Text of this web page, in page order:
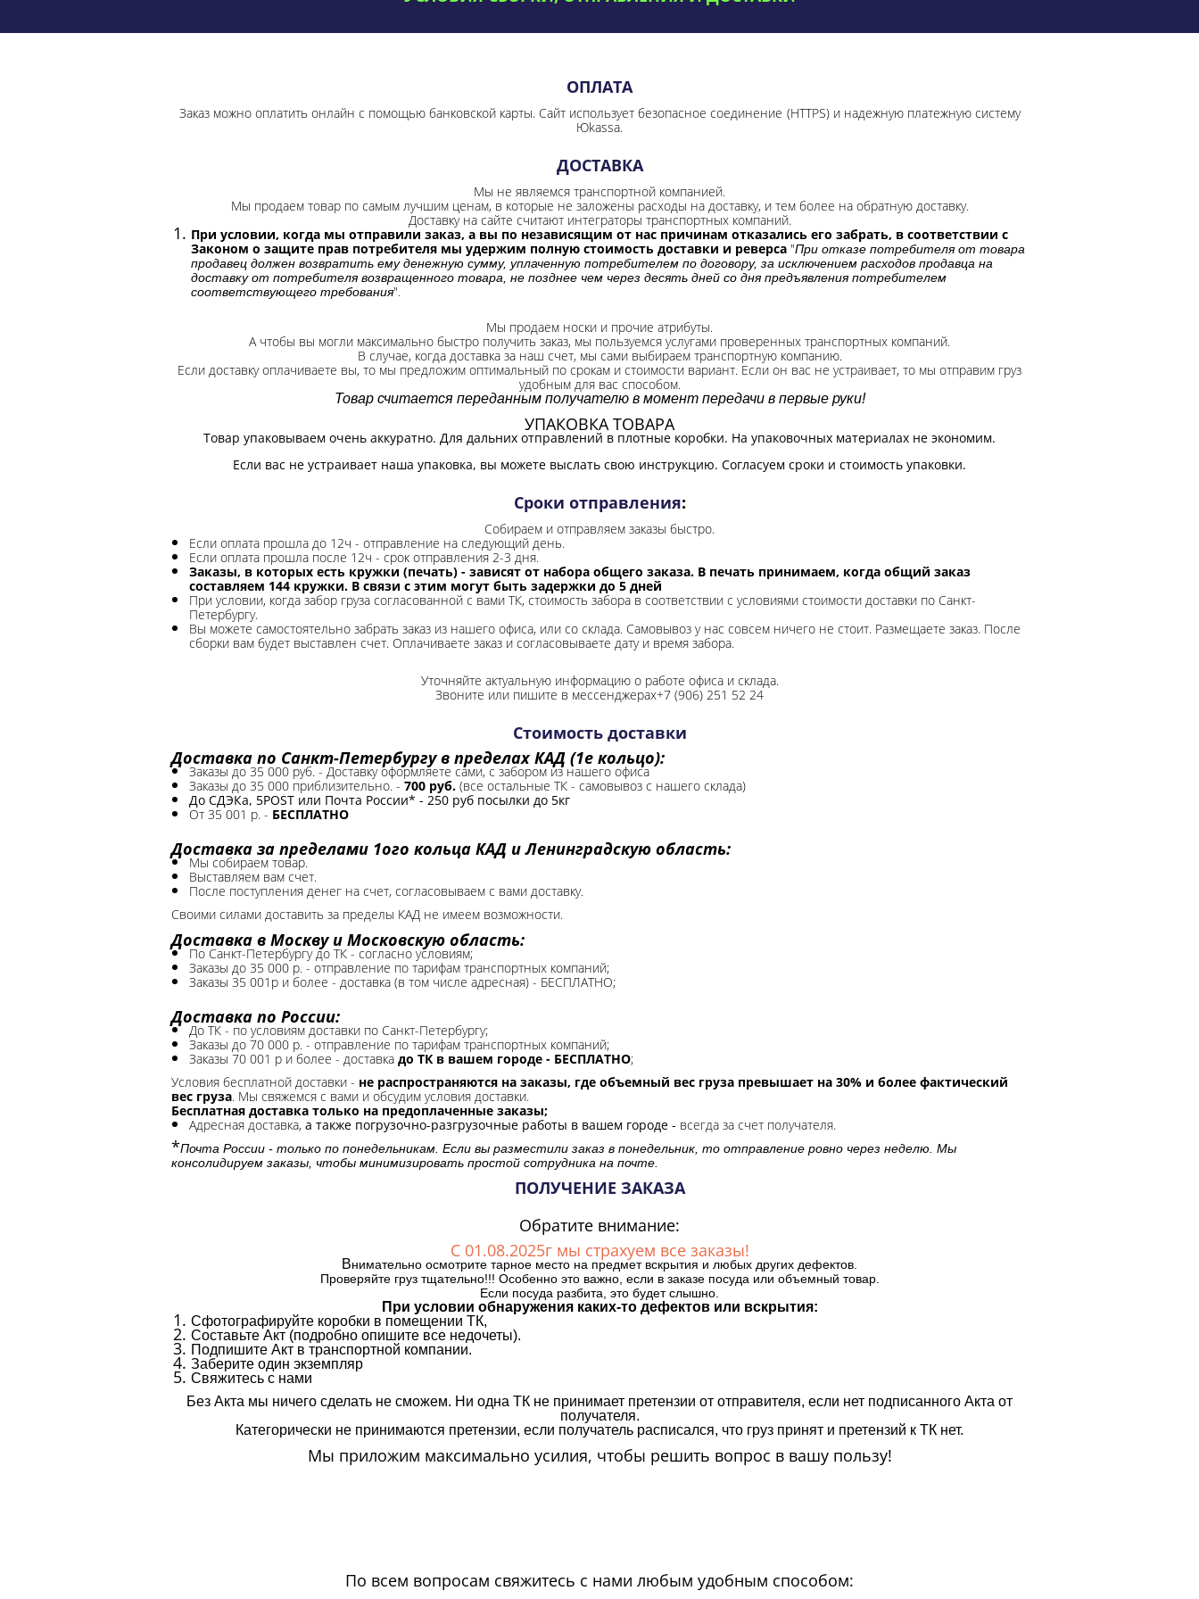
ОПЛАТА
Заказ можно оплатить онлайн с помощью банковской карты. Сайт использует безопасное соединение (HTTPS) и надежную платежную систему
Юkassa.
ДОСТАВКА
Мы не являемся транспортной компанией.
Мы продаем товар по самым лучшим ценам, в которые не заложены расходы на доставку, и тем более на обратную доставку.
Доставку на сайте считают интеграторы транспортных компаний.
При условии, когда мы отправили заказ, а вы по независящим от нас причинам отказались его забрать, в соответствии с
Законом о защите прав потребителя мы удержим полную стоимость доставки и реверса "При отказе потребителя от товара
продавец должен возвратить ему денежную сумму, уплаченную потребителем по договору, за исключением расходов продавца на
доставку от потребителя возвращенного товара, не позднее чем через десять дней со дня предъявления потребителем
соответствующего требования".
Мы продаем носки и прочие атрибуты.
А чтобы вы могли максимально быстро получить заказ, мы пользуемся услугами проверенных транспортных компаний.
В случае, когда доставка за наш счет, мы сами выбираем транспортную компанию.
Если доставку оплачиваете вы, то мы предложим оптимальный по срокам и стоимости вариант. Если он вас не устраивает, то мы отправим груз
удобным для вас способом.
Товар считается переданным получателю в момент передачи в первые руки!
УПАКОВКА ТОВАРА
Товар упаковываем очень аккуратно. Для дальних отправлений в плотные коробки. На упаковочных материалах не экономим.
Если вас не устраивает наша упаковка, вы можете выслать свою инструкцию. Согласуем сроки и стоимость упаковки.
Сроки отправления:
Собираем и отправляем заказы быстро.
Если оплата прошла до 12ч - отправление на следующий день.
Если оплата прошла после 12ч - срок отправления 2-3 дня.
Заказы, в которых есть кружки (печать) - зависят от набора общего заказа. В печать принимаем, когда общий заказ
составляем 144 кружки. В связи с этим могут быть задержки до 5 дней
При условии, когда забор груза согласованной с вами ТК, стоимость забора в соответствии с условиями стоимости доставки по Санкт-
Петербургу.
Вы можете самостоятельно забрать заказ из нашего офиса, или со склада. Самовывоз у нас совсем ничего не стоит. Размещаете заказ. После
сборки вам будет выставлен счет. Оплачиваете заказ и согласовываете дату и время забора.
Уточняйте актуальную информацию о работе офиса и склада.
Звоните или пишите в мессенджерах+7 (906) 251 52 24
Стоимость доставки
Доставка по Санкт-Петербургу в пределах КАД (1е кольцо):
Заказы до 35 000 руб. - Доставку оформляете сами, с забором из нашего офиса
Заказы до 35 000 приблизительно. - 700 руб. (все остальные ТК - самовывоз с нашего склада)
До СДЭКа, 5POST или Почта России* - 250 руб посылки до 5кг
От 35 001 р. - БЕСПЛАТНО
Доставка за пределами 1ого кольца КАД и Ленинградскую область:
Мы собираем товар.
Выставляем вам счет.
После поступления денег на счет, согласовываем с вами доставку.
Своими силами доставить за пределы КАД не имеем возможности.​
Доставка в Москву и Московскую область:
По Санкт-Петербургу до ТК - согласно условиям;
Заказы до 35 000 р. - отправление по тарифам транспортных компаний;
Заказы 35 001р и более - доставка (в том числе адресная) - БЕСПЛАТНО;
Доставка по России:
До ТК - по условиям доставки по Санкт-Петербургу;
Заказы до 70 000 р. - отправление по тарифам транспортных компаний;
Заказы 70 001 р и более - доставка до ТК в вашем городе - БЕСПЛАТНО;
Условия бесплатной доставки - не распространяются на заказы, где объемный вес груза превышает на 30% и более фактический
вес груза. Мы свяжемся с вами и обсудим условия доставки.
Бесплатная доставка только на предоплаченные заказы;
Адресная доставка, а также погрузочно-разгрузочные работы в вашем городе - всегда за счет получателя.
*Почта России - только по понедельникам. Если вы разместили заказ в понедельник, то отправление ровно через неделю. Мы
консолидируем заказы, чтобы минимизировать простой сотрудника на почте.
ПОЛУЧЕНИЕ ЗАКАЗА
Обратите внимание:
С 01.08.2025г мы страхуем все заказы!
Внимательно осмотрите тарное место на предмет вскрытия и любых других дефектов.
Проверяйте груз тщательно!!! Особенно это важно, если в заказе посуда или объемный товар.
Если посуда разбита, это будет слышно.
При условии обнаружения каких-то дефектов или вскрытия:
Сфотографируйте коробки в помещении ТК,
Составьте Акт (подробно опишите все недочеты).
Подпишите Акт в транспортной компании.
Заберите один экземпляр
Свяжитесь с нами
Без Акта мы ничего сделать не сможем. Ни одна ТК не принимает претензии от отправителя, если нет подписанного Акта от
получателя.
Категорически не принимаются претензии, если получатель расписался, что груз принят и претензий к ТК нет.
Мы приложим максимально усилия, чтобы решить вопрос в вашу пользу!
По всем вопросам свяжитесь с нами любым удобным способом: